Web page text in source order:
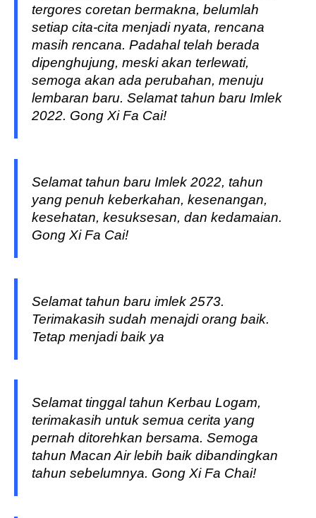
tergores coretan bermakna, belumlah
setiap cita-cita menjadi nyata, rencana
masih rencana. Padahal telah berada
dipenghujung, meski akan terlewati,
semoga akan ada perubahan, menuju
lembaran baru. Selamat tahun baru Imlek
2022. Gong Xi Fa Cai!
Selamat tahun baru Imlek 2022, tahun
yang penuh keberkahan, kesenangan,
kesehatan, kesuksesan, dan kedamaian.
Gong Xi Fa Cai!
Selamat tahun baru imlek 2573.
Terimakasih sudah menajdi orang baik.
Tetap menjadi baik ya
Selamat tinggal tahun Kerbau Logam,
terimakasih untuk semua cerita yang
pernah ditorehkan bersama. Semoga
tahun Macan Air lebih baik dibandingkan
tahun sebelumnya. Gong Xi Fa Chai!